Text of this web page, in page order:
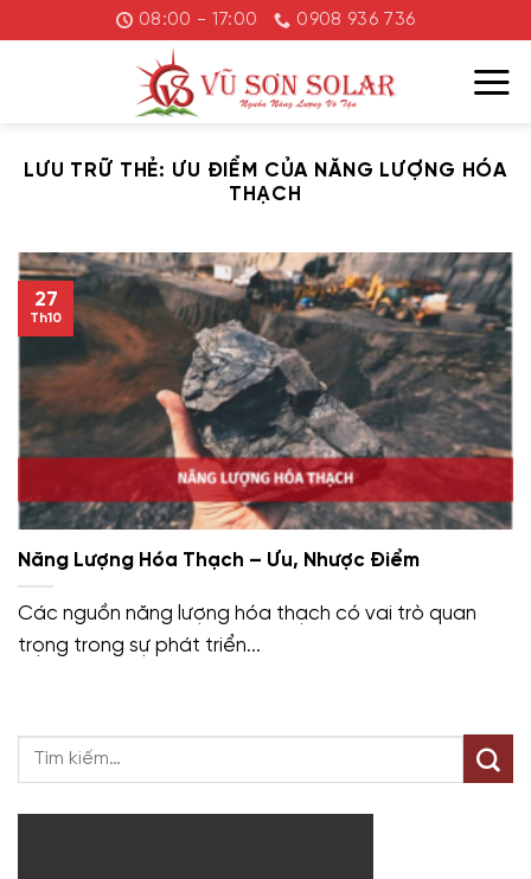
đến
08:00 - 17:00 0908 936 736
LƯU TRỮ THẺ: ƯU ĐIỂM CỦA NĂNG LƯỢNG HÓA
THẠCH
Năng Lượng Hóa Thạch – Ưu, Nhược Điểm
Các nguồn năng lượng hóa thạch có vai trò quan
trọng trong sự phát triển...
27
Th10